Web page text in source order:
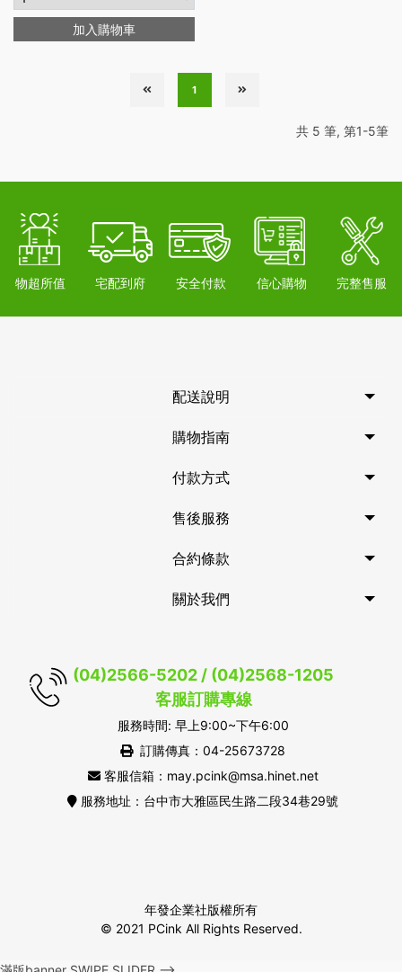
加入購物車
1
共 5 筆, 第1-5筆
物超所值 宅配到府 安全付款 信心購物 完整售服
配送說明
購物指南
付款方式
售後服務
合約條款
關於我們
(04)2566-5202 / (04)2568-1205
客服訂購專線
服務時間: 早上9:00~下午6:00
訂購傳真：04-25673728
客服信箱：may.pcink@msa.hinet.net
服務地址：台中市大雅區民生路二段34巷29號
年發企業社版權所有
© 2021 PCink All Rights Reserved.